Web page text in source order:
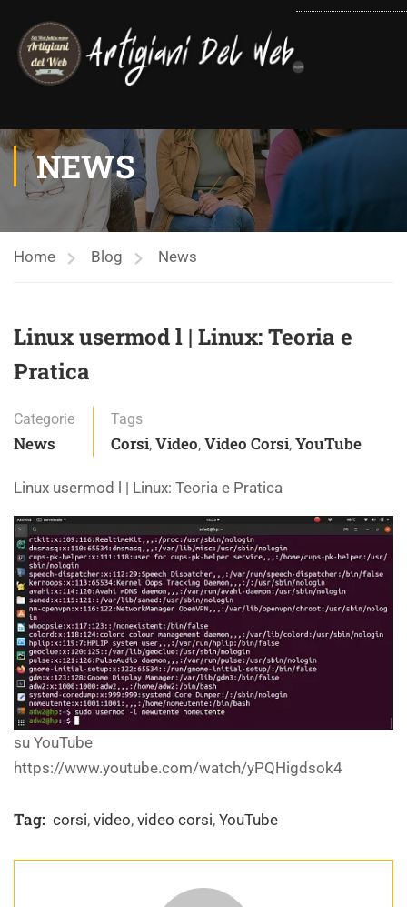
NEWS
Home Blog News
Linux usermod l | Linux: Teoria e
Pratica
Categorie
News
Tags
Corsi, Video, Video Corsi, YouTube
Linux usermod l | Linux: Teoria e Pratica
su YouTube
https://www.youtube.com/watch/yPQHigdsok4
Tag: corsi, video, video corsi, YouTube